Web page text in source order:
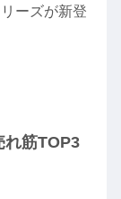
ーズが新登
れ筋TOP3